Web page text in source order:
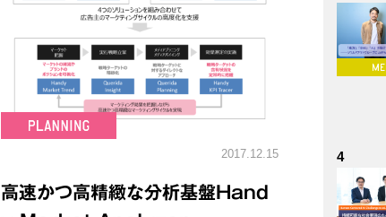
2017.12.15
高速かつ高精緻な分析基盤Hand
4